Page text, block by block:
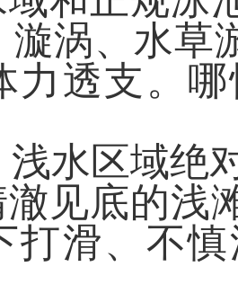
漩涡、水草
力透支。
浅水区域绝
见底的浅
打滑、不